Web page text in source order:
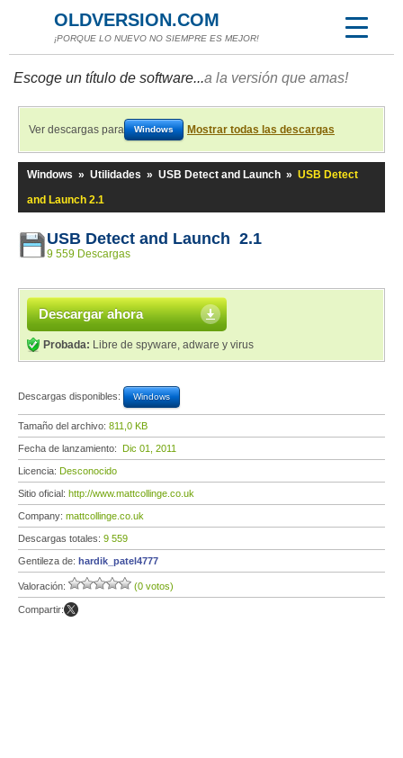
OLDVERSION.COM
¡PORQUE LO NUEVO NO SIEMPRE ES MEJOR!
Escoge un título de software...a la versión que amas!
Ver descargas para Windows Mostrar todas las descargas
Windows » Utilidades » USB Detect and Launch » USB Detect
and Launch 2.1
USB Detect and Launch 2.1
9 559 Descargas
Descargar ahora
Probada: Libre de spyware, adware y virus
Descargas disponibles: Windows
Tamaño del archivo: 811,0 KB
Fecha de lanzamiento: Dic 01, 2011
Licencia: Desconocido
Sitio oficial: http://www.mattcollinge.co.uk
Company: mattcollinge.co.uk
Descargas totales: 9 559
Gentileza de: hardik_patel4777
Valoración: (0 votos)
Compartir: